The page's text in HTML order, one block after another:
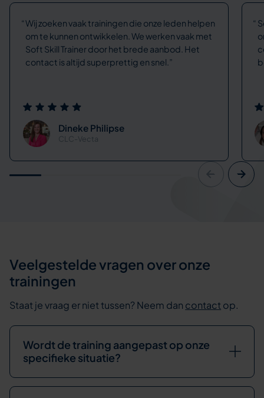
Wij zoeken vaak trainingen die onze leden helpen
om te kunnen ontwikkelen. We werken vaak met
Soft Skill Trainer door het brede aanbod. Het
contact is altijd superprettig en snel.
Dineke Philipse
CLC-Vecta
Veelgestelde vragen over onze
trainingen
Staat je vraag er niet tussen? Neem dan contact op.
Wordt de training aangepast op onze
specifieke situatie?